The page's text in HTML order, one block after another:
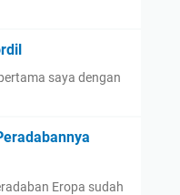
saya dengan
Eropa sudah